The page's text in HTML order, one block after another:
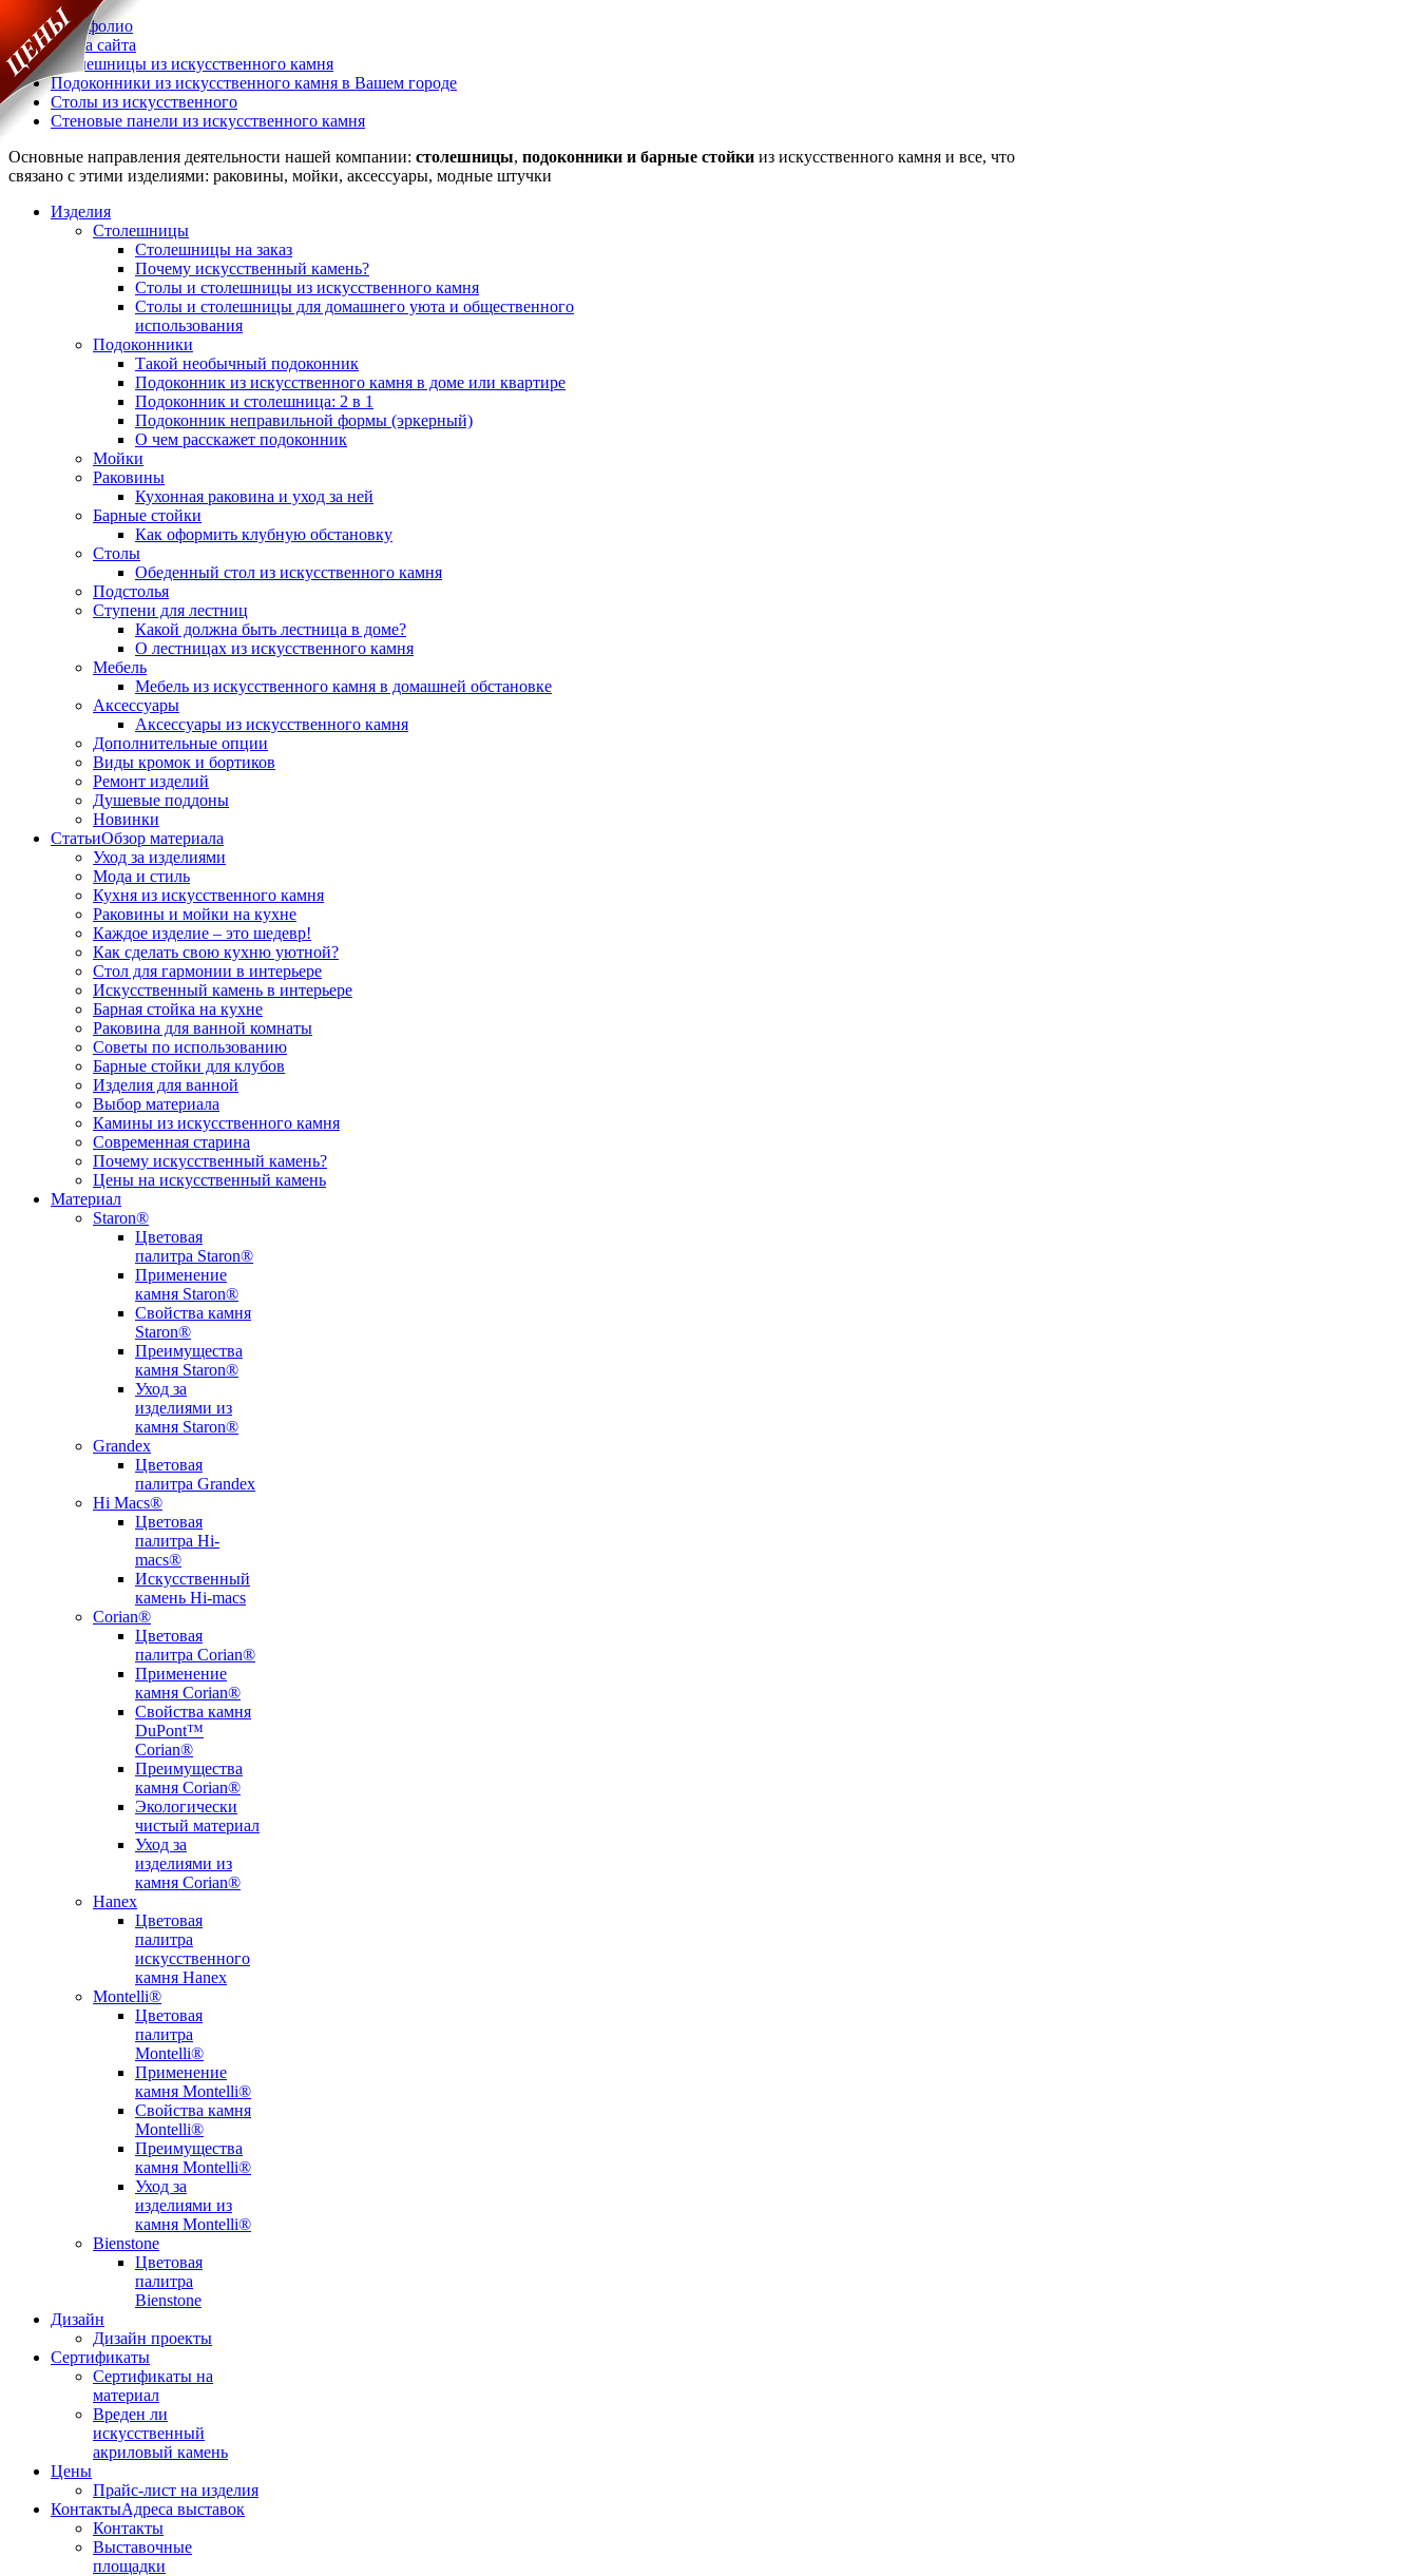
Портфолио
Карта сайта
Столешницы из искусственного камня
Подоконники из искусственного камня в Вашем городе
Столы из искусственного
Стеновые панели из искусственного камня
Основные направления деятельности нашей компании: столешницы, подоконники и барные стойки из искусственного камня и все, что
связано с этими изделиями: раковины, мойки, аксессуары, модные штучки
Изделия
Столешницы
Столешницы на заказ
Почему искусственный камень?
Столы и столешницы из искусственного камня
Столы и столешницы для домашнего уюта и общественного
использования
Подоконники
Такой необычный подоконник
Подоконник из искусственного камня в доме или квартире
Подоконник и столешница: 2 в 1
Подоконник неправильной формы (эркерный)
О чем расскажет подоконник
Мойки
Раковины
Кухонная раковина и уход за ней
Барные стойки
Как оформить клубную обстановку
Столы
Обеденный стол из искусственного камня
Подстолья
Ступени для лестниц
Какой должна быть лестница в доме?
О лестницах из искусственного камня
Мебель
Мебель из искусственного камня в домашней обстановке
Аксессуары
Аксессуары из искусственного камня
Дополнительные опции
Виды кромок и бортиков
Ремонт изделий
Душевые поддоны
Новинки
СтатьиОбзор материала
Уход за изделиями
Мода и стиль
Кухня из искусственного камня
Раковины и мойки на кухне
Каждое изделие – это шедевр!
Как сделать свою кухню уютной?
Стол для гармонии в интерьере
Искусственный камень в интерьере
Барная стойка на кухне
Раковина для ванной комнаты
Советы по использованию
Барные стойки для клубов
Изделия для ванной
Выбор материала
Камины из искусственного камня
Современная старина
Почему искусственный камень?
Цены на искусственный камень
Материал
Staron®
Цветовая
палитра Staron®
Применение
камня Staron®
Свойства камня
Staron®
Преимущества
камня Staron®
Уход за
изделиями из
камня Staron®
Grandex
Цветовая
палитра Grandex
Hi Macs®
Цветовая
палитра Hi-
macs®
Искусственный
камень Hi-macs
Corian®
Цветовая
палитра Corian®
Применение
камня Corian®
Свойства камня
DuPont™
Corian®
Преимущества
камня Corian®
Экологически
чистый материал
Уход за
изделиями из
камня Corian®
Hanex
Цветовая
палитра
искусственного
камня Hanex
Montelli®
Цветовая
палитра
Montelli®
Применение
камня Montelli®
Свойства камня
Montelli®
Преимущества
камня Montelli®
Уход за
изделиями из
камня Montelli®
Bienstone
Цветовая
палитра
Bienstone
Дизайн
Дизайн проекты
Сертификаты
Сертификаты на
материал
Вреден ли
искусственный
акриловый камень
Цены
Прайс-лист на изделия
КонтактыАдреса выставок
Контакты
Выставочные
площадки